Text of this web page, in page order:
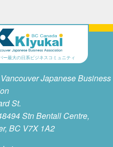
ー最大の日系ビジネスコミュニティ
Japanese Business
St.
Stn Bentall Centre,
BC V7X 1A2